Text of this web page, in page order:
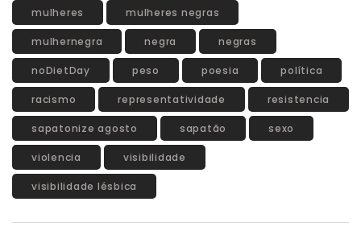
mulheres mulheres negras
mulhernegra negra negras
noDietDay peso poesia política
racismo representatividade resistencia
sapatonize agosto sapatão sexo
violencia visibilidade
visibilidade lésbica